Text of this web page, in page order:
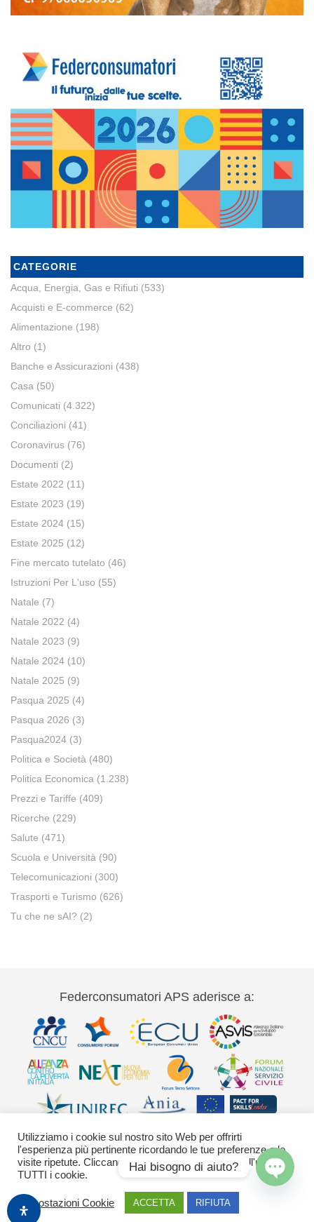
CATEGORIE
Acqua, Energia, Gas e Rifiuti (533)
Acquisti e E-commerce (62)
Alimentazione (198)
Altro (1)
Banche e Assicurazioni (438)
Casa (50)
Comunicati (4.322)
Conciliazioni (41)
Coronavirus (76)
Documenti (2)
Estate 2022 (11)
Estate 2023 (19)
Estate 2024 (15)
Estate 2025 (12)
Fine mercato tutelato (46)
Istruzioni Per L'uso (55)
Natale (7)
Natale 2022 (4)
Natale 2023 (9)
Natale 2024 (10)
Natale 2025 (9)
Pasqua 2025 (4)
Pasqua 2026 (3)
Pasqua2024 (3)
Politica e Società (480)
Politica Economica (1.238)
Prezzi e Tariffe (409)
Ricerche (229)
Salute (471)
Scuola e Università (90)
Telecomunicazioni (300)
Trasporti e Turismo (626)
Tu che ne sAI? (2)
Federconsumatori APS aderisce a:
Via Palestro 11 00185 Roma - tel 06
42020755-9 federconsumatori@federconsumatori.it Ufficio stampa tel: 06
42020755 ufficiostampa@federconsumatori.it -Cookies Policy
Utilizziamo i cookie sul nostro sito Web per offrirti
l'esperienza più pertinente ricordando le tue preferenze e le
visite ripetute. Cliccando su "Accetta" acconsenti all'uso di
TUTTI i cookie.
Impostazioni Cookie ACCETTA RIFIUTA
Hai bisogno di aiuto?